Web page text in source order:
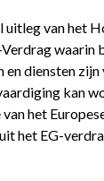
uitleg van het
waarin
en diensten
kan
van het
het EG-